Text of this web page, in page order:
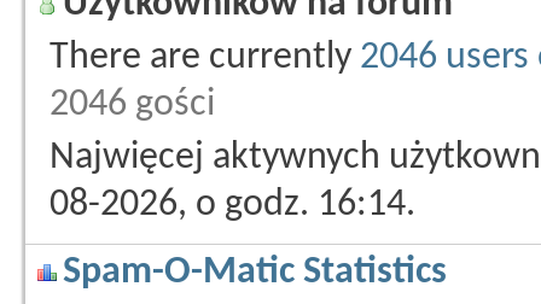
There are currently 2046
2046 gości
Najwięcej aktywnych
08-2026, o godz. 16:14.
Spam-O-Matic Statistics